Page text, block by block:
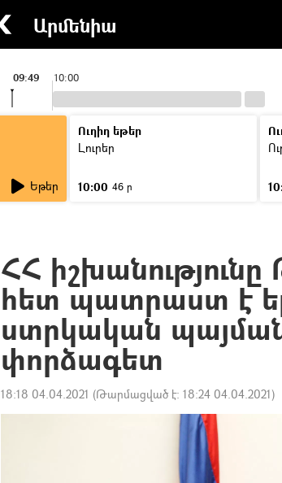
Արմենիա
10:00
09:49
Եթեր
Ուղիղ եթեր
Լուրեր
10:00 46 ր
ՀՀ իշխանությունը
հետ պատրաստ է
ստրկական
փորձագետ
18:18 04.04.2021 (Թարմացված է: 18:24 04.04.2021)